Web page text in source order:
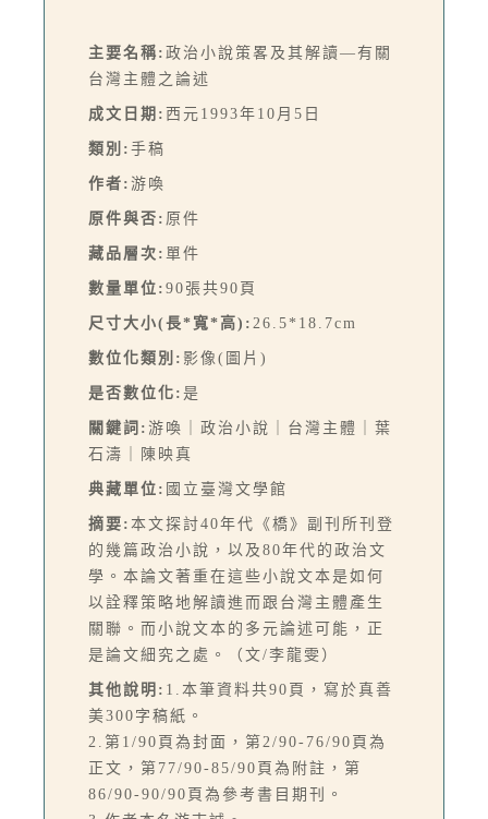
主要名稱: 政治小說策畧及其解讀—有關
台灣主體之論述
成文日期: 西元1993年10月5日
類別: 手稿
作者: 游喚
原件與否: 原件
藏品層次: 單件
數量單位: 90張共90頁
尺寸大小(長*寬*高): 26.5*18.7cm
數位化類別: 影像(圖片)
是否數位化: 是
關鍵詞: 游喚｜政治小說｜台灣主體｜葉
石濤｜陳映真
典藏單位: 國立臺灣文學館
摘要: 本文探討40年代《橋》副刊所刊登
的幾篇政治小說，以及80年代的政治文
學。本論文著重在這些小說文本是如何
以詮釋策略地解讀進而跟台灣主體產生
關聯。而小說文本的多元論述可能，正
是論文細究之處。（文/李龍雯）
其他說明: 1.本筆資料共90頁，寫於真善
美300字稿紙。
2.第1/90頁為封面，第2/90-76/90頁為
正文，第77/90-85/90頁為附註，第
86/90-90/90頁為參考書目期刊。